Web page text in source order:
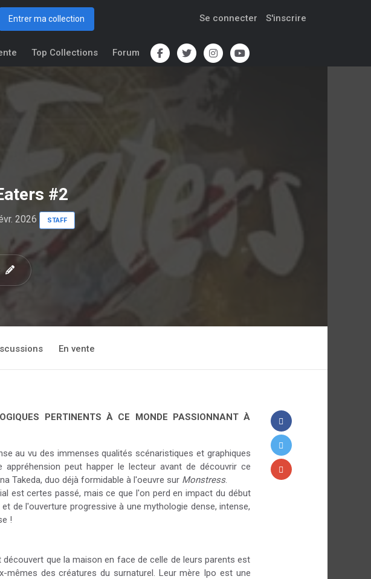
Entrer ma collection Se connecter S'inscrire
Top Collections Forum
#2
2026 STAFF
En vente
PERTINENTS À CE MONDE PASSIONNANT À
au vu des immenses qualités scénaristiques et graphiques
appréhension peut happer le lecteur avant de découvrir ce
Takeda, duo déjà formidable à l'oeuvre sur Monstress.
est certes passé, mais ce que l'on perd en impact du début
de l'ouverture progressive à une mythologie dense, intense,
!
que la maison en face de celle de leurs parents est
mêmes des créatures du surnaturel. Leur mère Ipo est une